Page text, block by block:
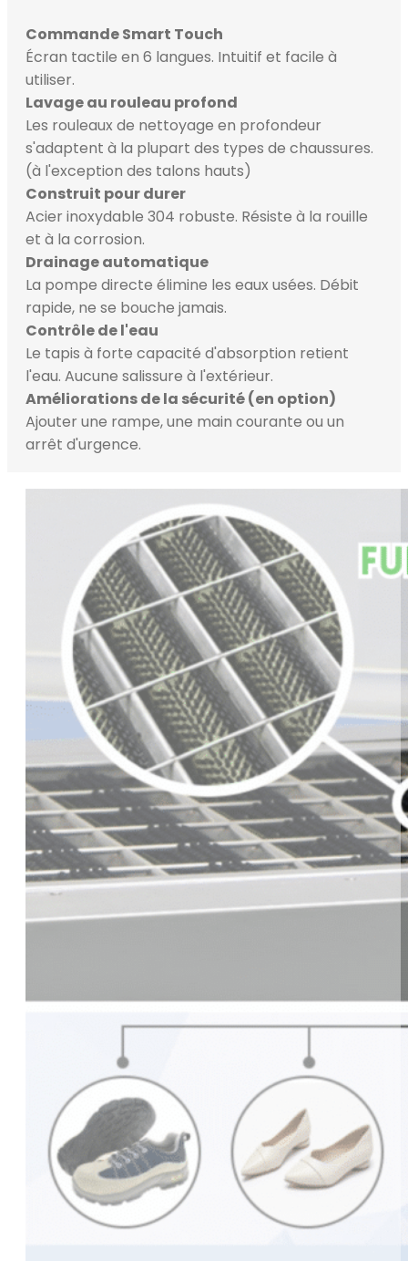
Commande Smart Touch
Écran tactile en 6 langues. Intuitif et facile à
utiliser.
Lavage au rouleau profond
Les rouleaux de nettoyage en profondeur
s'adaptent à la plupart des types de chaussures.
(à l'exception des talons hauts)
Construit pour durer
Acier inoxydable 304 robuste. Résiste à la rouille
et à la corrosion.
Drainage automatique
La pompe directe élimine les eaux usées. Débit
rapide, ne se bouche jamais.
Contrôle de l'eau
Le tapis à forte capacité d'absorption retient
l'eau. Aucune salissure à l'extérieur.
Améliorations de la sécurité (en option)
Ajouter une rampe, une main courante ou un
arrêt d'urgence.